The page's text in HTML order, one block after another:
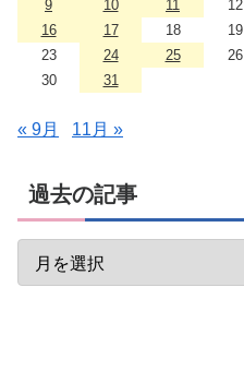
9
10 11 12
16
17 18 19
23
24 25 26
30
31
« 9月 11月 »
過去の記事